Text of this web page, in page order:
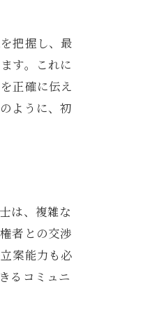
把握し、最
す。これに
正確に伝え
ように、初
は、複雑な
者との交渉
案能力も必
るコミュニ